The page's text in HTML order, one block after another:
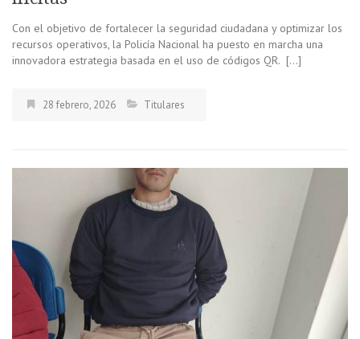
Con el objetivo de fortalecer la seguridad ciudadana y optimizar los
recursos operativos, la Policía Nacional ha puesto en marcha una
innovadora estrategia basada en el uso de códigos QR. […]
28 febrero, 2026 Titulares